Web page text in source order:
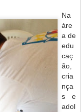
Na
áre
a de
edu
caç
ão,
cria
nça
s e
adol